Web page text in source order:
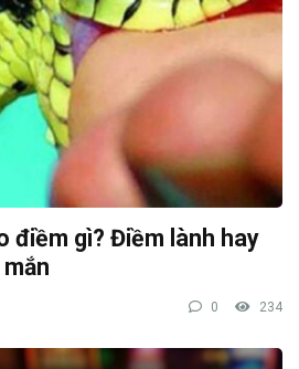
điềm gì? Điềm lành hay
0 234